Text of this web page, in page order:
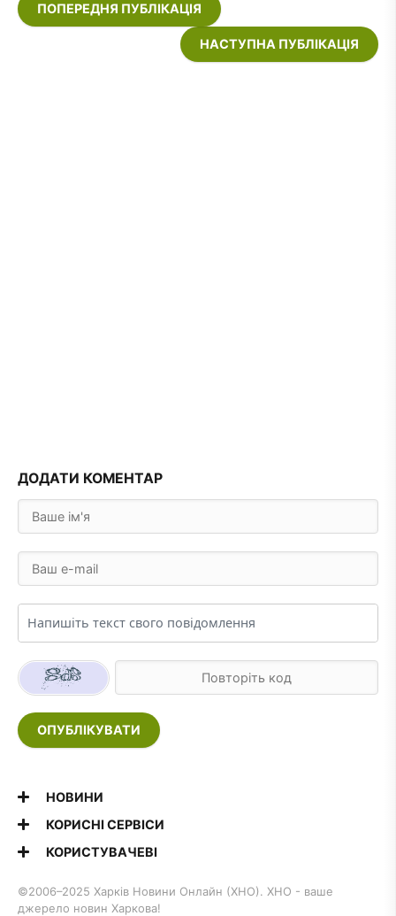
ПОПЕРЕДНЯ ПУБЛІКАЦІЯ
НАСТУПНА ПУБЛІКАЦІЯ
ДОДАТИ КОМЕНТАР
ОПУБЛІКУВАТИ
НОВИНИ
КОРИСНІ СЕРВІСИ
КОРИСТУВАЧЕВІ
©2006–2025 Харків Новини Онлайн (ХНО). ХНО - ваше
джерело новин Харкова!